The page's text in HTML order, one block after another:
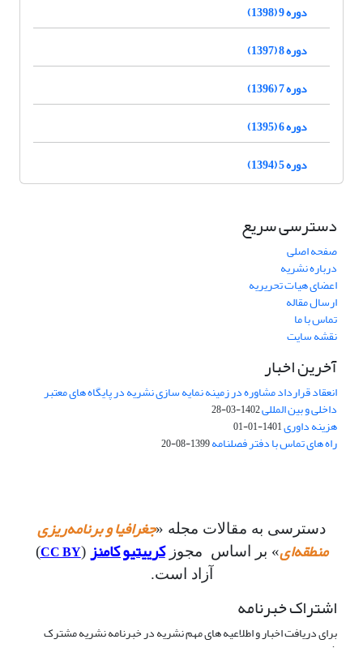
دوره 9 (1398)
دوره 8 (1397)
دوره 7 (1396)
دوره 6 (1395)
دوره 5 (1394)
دسترسی سریع
صفحه اصلی
درباره نشریه
اعضای هیات تحریریه
ارسال مقاله
تماس با ما
نقشه سایت
آخرین اخبار
انعقاد قرارداد مشاوره در زمینه نمایه سازی نشریه در پایگاه های معتبر
داخلی و بین المللی1402-03-28
هزینه داوری1401-01-01
راه های تماس با دفتر فصلنامه1399-08-20
دسترسی به مقالات مجله «جغرافیا و برنامه‌ریزی
منطقه‌ای» بر اساس مجوزکرییتیو کامنز (
CC BY
)
آزاد است.
اشتراک خبرنامه
برای دریافت اخبار و اطلاعیه های مهم نشریه در خبرنامه نشریه مشترک